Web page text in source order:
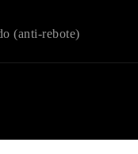
(anti-rebote)
Recuperar